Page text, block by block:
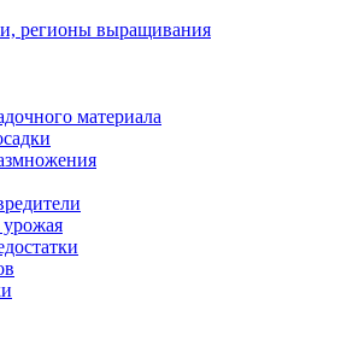
регионы выращивания
материала